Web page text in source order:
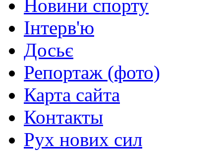
Новини спорту
Інтерв'ю
Досьє
Репортаж (фото)
Карта сайта
Контакты
Рух нових сил